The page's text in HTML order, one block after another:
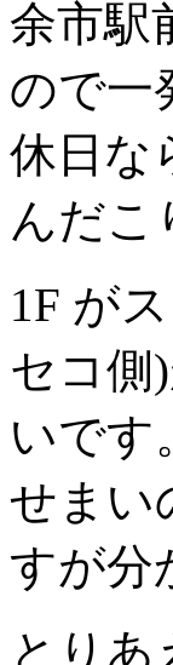
余市駅
ので一
休日な
んだこ
1F が
セコ側
いです
せまい
すが分
とり